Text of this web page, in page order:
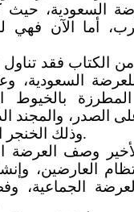
السعودية،
أما الآن فهي
من الكتاب فقد
للعرضة السعودية،
المطرزة
الصدر، والمجند
وذلك الخنجر الظاهر في الوسط.
وصف العرضة
العارضين،
الجماعية،